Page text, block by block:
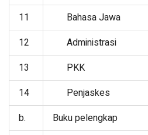
11
Bahasa Jawa
12
Administrasi
13
PKK
14
Penjaskes
b.
Buku pelengkap